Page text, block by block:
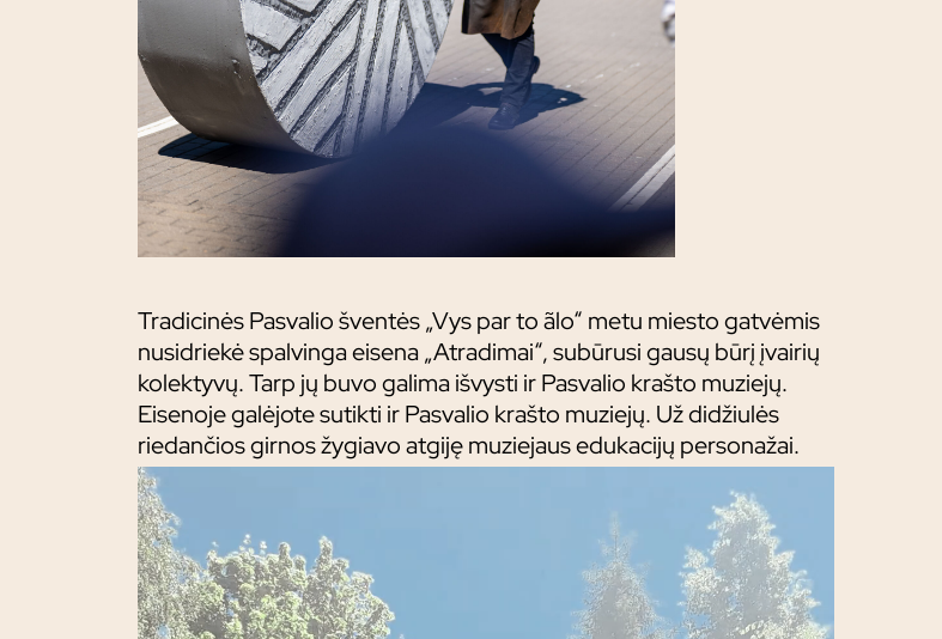
Tradicinės Pasvalio šventės „Vys par to ãlo“ metu miesto gatvėmis
nusidriekė spalvinga eisena „Atradimai“, subūrusi gausų būrį įvairių
kolektyvų. Tarp jų buvo galima išvysti ir Pasvalio krašto muziejų.
Eisenoje galėjote sutikti ir Pasvalio krašto muziejų. Už didžiulės
riedančios girnos žygiavo atgiję muziejaus edukacijų personažai.